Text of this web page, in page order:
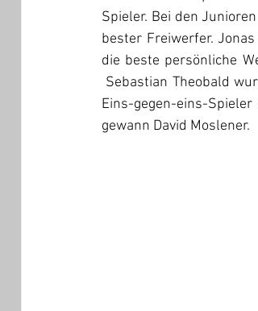
Spieler. Bei den
bester Freiwerfer.
die beste persönliche
Sebastian Theobald
Eins-gegen-eins-
gewann David Moslener.